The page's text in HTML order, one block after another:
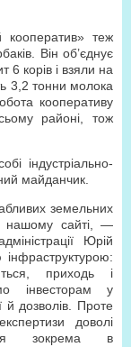
теж
Він об’єднує
6 корів і взяли на
3,2 тонни молока
кооперативу
районі, тож
індустріально-
майданчик.
земельних
нашому сайті, —
Юрій
приходь і
інвесторам у
дозволів. Проте
доволі
зокрема в